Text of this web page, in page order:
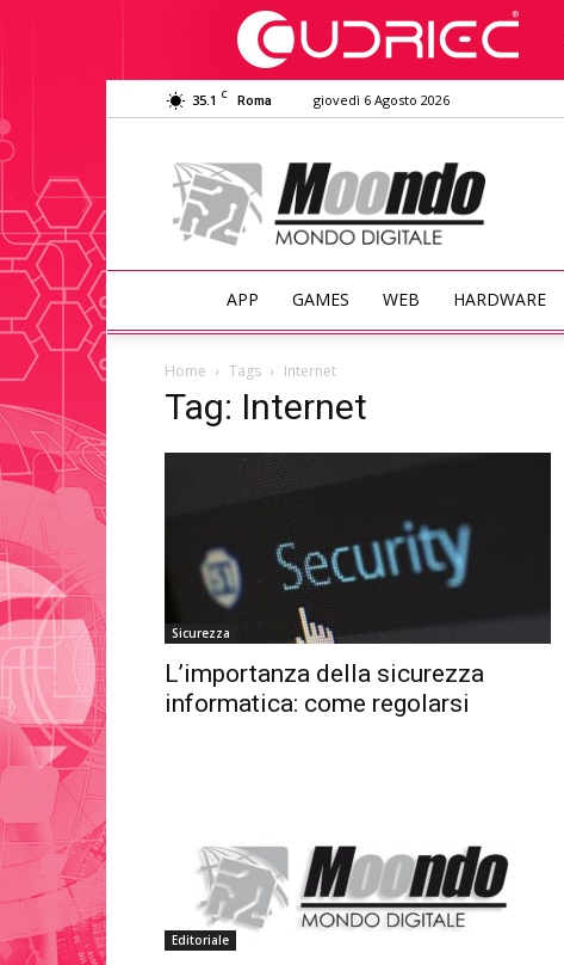
35.1 C Roma giovedì 6 Agosto 2026
Moondo
Digitale
APP GAMES WEB HARDWARE
Home Tags Internet
Tag: Internet
Sicurezza
L’importanza della sicurezza
informatica: come regolarsi
Editoriale